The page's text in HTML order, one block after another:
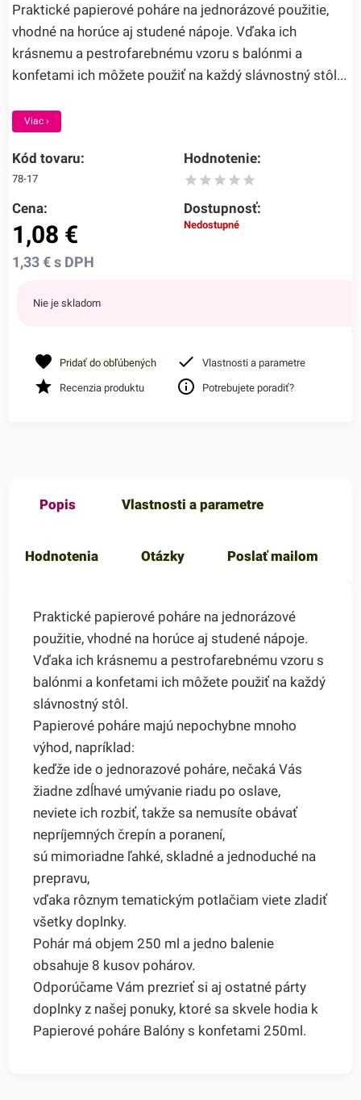
Praktické papierové poháre na jednorázové použitie,
vhodné na horúce aj studené nápoje. Vďaka ich
krásnemu a pestrofarebnému vzoru s balónmi a
konfetami ich môžete použiť na každý slávnostný stôl...
Viac ›
Kód tovaru:
78-17
Hodnotenie:
Cena:
1,08 €
1,33€ s DPH
Dostupnosť:
Nedostupné
Nie je skladom
Pridať do obľúbených Vlastnosti a parametre
Recenzia produktu Potrebujete poradiť?
Popis Vlastnosti a parametre
Hodnotenia Otázky Poslať mailom
Praktické papierové poháre na jednorázové
použitie, vhodné na horúce aj studené nápoje.
Vďaka ich krásnemu a pestrofarebnému vzoru s
balónmi a konfetami ich môžete použiť na každý
slávnostný stôl.
Papierové poháre majú nepochybne mnoho
výhod, napríklad:
keďže ide o jednorazové poháre, nečaká Vás
žiadne zdĺhavé umývanie riadu po oslave,
neviete ich rozbiť, takže sa nemusíte obávať
nepríjemných črepín a poranení,
sú mimoriadne ľahké, skladné a jednoduché na
prepravu,
vďaka rôznym tematickým potlačiam viete zladiť
všetky doplnky.
Pohár má objem 250 ml a jedno balenie
obsahuje 8 kusov pohárov.
Odporúčame Vám prezrieť si aj ostatné párty
doplnky z našej ponuky, ktoré sa skvele hodia k
Papierové poháre Balóny s konfetami 250ml.